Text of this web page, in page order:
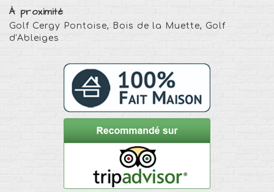
À proximité
Golf Cergy Pontoise, Bois de la Muette, Golf
d'Ableiges